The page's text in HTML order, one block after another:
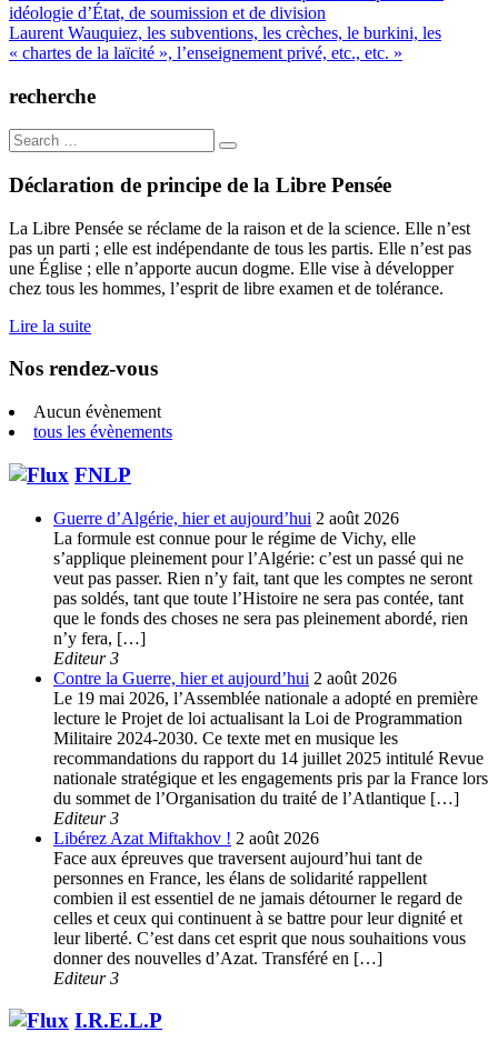
de
l’article
idéologie d’État, de soumission et de division
Laurent Wauquiez, les subventions, les crèches, le burkini, les
« chartes de la laïcité », l’enseignement privé, etc., etc. »
recherche
Search
for:
Déclaration de principe de la Libre Pensée
La Libre Pensée se réclame de la raison et de la science. Elle n’est
pas un parti ; elle est indépendante de tous les partis. Elle n’est pas
une Église ; elle n’apporte aucun dogme. Elle vise à développer
chez tous les hommes, l’esprit de libre examen et de tolérance.
Lire la suite
Nos rendez-vous
Aucun évènement
tous les évènements
FNLP
Guerre d’Algérie, hier et aujourd’hui 2 août 2026
La formule est connue pour le régime de Vichy, elle
s’applique pleinement pour l’Algérie: c’est un passé qui ne
veut pas passer. Rien n’y fait, tant que les comptes ne seront
pas soldés, tant que toute l’Histoire ne sera pas contée, tant
que le fonds des choses ne sera pas pleinement abordé, rien
n’y fera, […]
Editeur 3
Contre la Guerre, hier et aujourd’hui 2 août 2026
Le 19 mai 2026, l’Assemblée nationale a adopté en première
lecture le Projet de loi actualisant la Loi de Programmation
Militaire 2024-2030. Ce texte met en musique les
recommandations du rapport du 14 juillet 2025 intitulé Revue
nationale stratégique et les engagements pris par la France lors
du sommet de l’Organisation du traité de l’Atlantique […]
Editeur 3
Libérez Azat Miftakhov ! 2 août 2026
Face aux épreuves que traversent aujourd’hui tant de
personnes en France, les élans de solidarité rappellent
combien il est essentiel de ne jamais détourner le regard de
celles et ceux qui continuent à se battre pour leur dignité et
leur liberté. C’est dans cet esprit que nous souhaitions vous
donner des nouvelles d’Azat. Transféré en […]
Editeur 3
I.R.E.L.P